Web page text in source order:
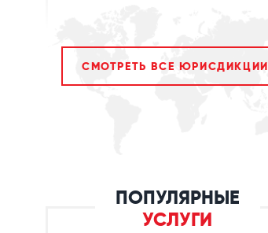
СМОТРЕТЬ ВСЕ ЮРИСДИКЦИИ
ПОПУЛЯРНЫЕ
УСЛУГИ